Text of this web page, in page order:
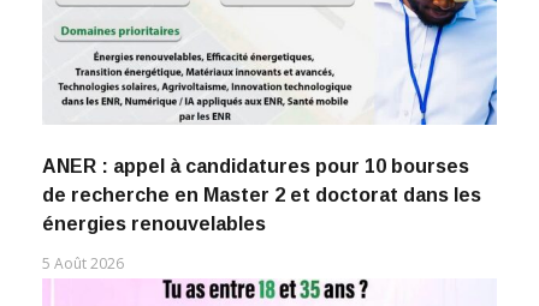
ANER : appel à candidatures pour 10 bourses
de recherche en Master 2 et doctorat dans les
énergies renouvelables
5 Août 2026